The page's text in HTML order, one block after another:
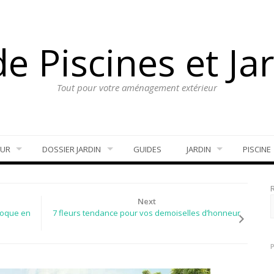
Piscines et
Tout pour votre aménagement extérieur
DOSSIER JARDIN GUIDES JARDIN PISCINE
en
Next
7 fleurs tendance pour vos demoiselles d’honneur